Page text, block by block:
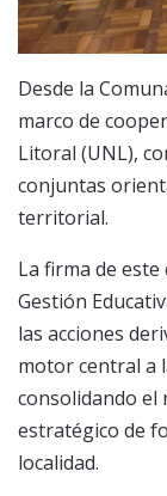
Desde la
marco de
Litoral (UNL),
conjuntas
territorial.
La firma de
Gestión
las acciones
motor central a
consolidando el
estratégico de
localidad.